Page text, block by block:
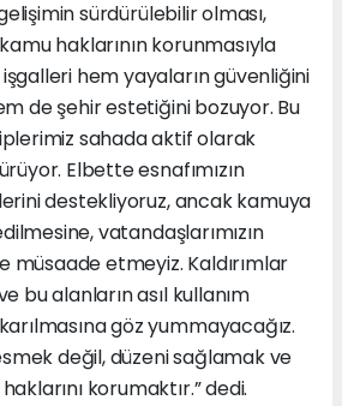
sürdürülebilir olması,
haklarının korunmasıyla
işgalleri hem yayaların güvenliğini
de şehir estetiğini bozuyor. Bu
sahada aktif olarak
Elbette esnafımızın
destekliyoruz, ancak kamuya
vatandaşlarımızın
müsaade etmeyiz. Kaldırımlar
bu alanların asıl kullanım
göz yummayacağız.
değil, düzeni sağlamak ve
korumaktır.” dedi.